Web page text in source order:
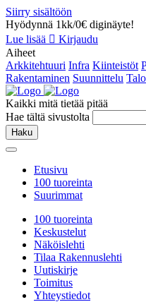
Siirry sisältöön
Hyödynnä 1kk/0€ diginäyte!
Lue lisää
Kirjaudu
Aiheet
Arkkitehtuuri Infra Kiinteistöt
Rakentaminen Suunnittelu
Kaikki mitä tietää pitää
Hae tältä sivustolta
Haku
Etusivu
100 tuoreinta
Suurimmat
100 tuoreinta
Keskustelut
Näköislehti
Tilaa Rakennuslehti
Uutiskirje
Toimitus
Yhteystiedot